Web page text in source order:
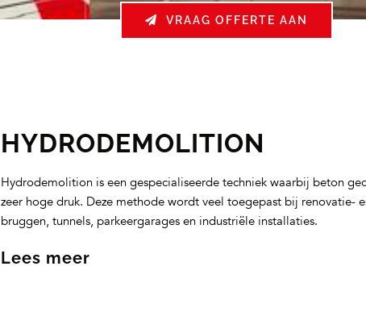
VRAAG OFFERTE AAN
HYDRODEMOLITION
Hydrodemolition is een gespecialiseerde techniek waarbij beton
zeer hoge druk. Deze methode wordt veel toegepast bij renovatie-
bruggen, tunnels, parkeergarages en industriële installaties.
Lees meer